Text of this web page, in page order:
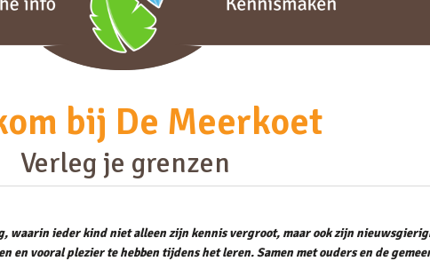
bij De Meerkoet
Verleg je grenzen
waarin ieder kind niet alleen zijn kennis vergroot, maar ook zijn
en vooral plezier te hebben tijdens het leren. Samen met ouders en de